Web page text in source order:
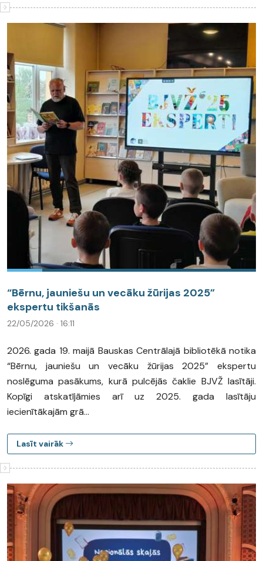
“Bērnu, jauniešu un vecāku žūrijas 2025”
ekspertu tikšanās
22/05/2026 · 16:11
2026. gada 19. maijā Bauskas Centrālajā bibliotēkā notika
“Bērnu, jauniešu un vecāku žūrijas 2025” ekspertu
noslēguma pasākums, kurā pulcējās čaklie BJVŽ lasītāji.
Kopīgi atskatījāmies arī uz 2025. gada lasītāju
iecienītākajām grā...
Lasīt vairāk